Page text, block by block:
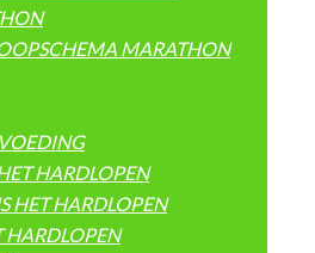
MARATHON
HARDLOPEN
HET HARDLOPEN
HARDLOPEN